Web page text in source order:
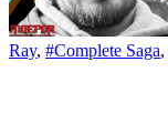
Ray, #Complete Saga,